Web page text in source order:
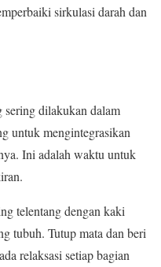
sirkulasi darah dan
sering dilakukan dalam
untuk mengintegrasikan
Ini adalah waktu untuk
telentang dengan kaki
tubuh. Tutup mata dan beri
relaksasi setiap bagian